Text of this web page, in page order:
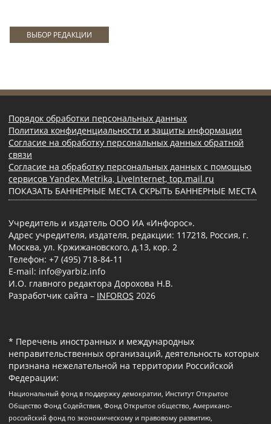
ВЫБОР РЕДАКЦИИ
Порядок обработки персональных данных
Политика конфиденциальности и защиты информации
Согласие на обработку персональных данных обратной
связи
Согласие на обработку персональных данных с помощью
сервисов Yandex.Metrika, LiveInternet, top.mail.ru
ПОКАЗАТЬ БАННЕРНЫЕ МЕСТА СКРЫТЬ БАННЕРНЫЕ МЕСТА
Учредитель и издатель ООО ИА «Инфорос».
Адрес учредителя, издателя, редакции: 117218, Россия, г.
Москва, ул. Кржижановского, д.13, кор. 2
Телефон: +7 (495) 718-84-11
E-mail: info@yarbiz.info
И.О. главного редактора Дорохова Н.В.
Разработчик сайта – INFOROS 2026
* Перечень иностранных и международных
неправительственных организаций, деятельность которых
признана нежелательной на территории Российской
Федерации:
Национальный фонд в поддержку демократии, Институт Открытое
Общество Фонд Содействия, Фонд Открытое общество, Американо-
российский фонд по экономическому и правовому развитию,